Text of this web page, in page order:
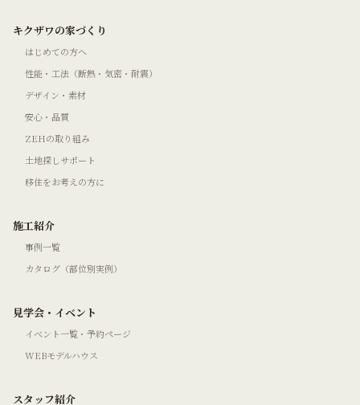
キクザワの家づくり
はじめての方へ
性能・工法（断熱・気密・耐震）
デザイン・素材
安心・品質
ZEHの取り組み
土地探しサポート
移住をお考えの方に
施工紹介
事例一覧
カタログ（部位別実例）
見学会・イベント
イベント一覧・予約ページ
WEBモデルハウス
スタッフ紹介